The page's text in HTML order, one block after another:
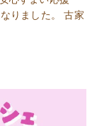
りました。 古家